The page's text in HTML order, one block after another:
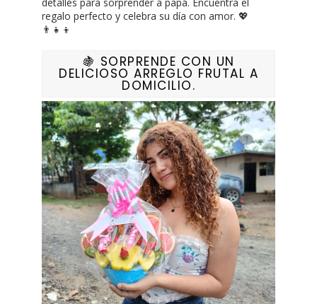
regalo perfecto y celebra su día con amor. 💖
👨‍👧‍👦
🍇 SORPRENDE CON UN
DELICIOSO ARREGLO FRUTAL A
DOMICILIO.